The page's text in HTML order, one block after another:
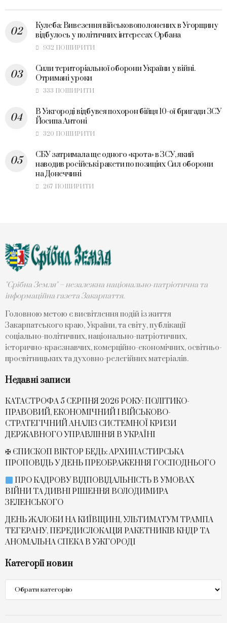
Кулеба: Вивезення військовополонених в Угорщину
відбулось у політичних інтересах Орбана
932 ПОШИРИТИ
Сили територіальної оборони України у війні.
Отримані уроки
333 ПОШИРИТИ
В Ужгороді відбувся похорон бійця 10-ої бригади ЗСУ
Йосипа Антоні
320 ПОШИРИТИ
СБУ затримала ще одного «крота» в ЗСУ, який
наводив російські ракети по позиціях Сил оборони
на Донеччині
267 ПОШИРИТИ
"Срібна Земля" – незалежна національно-патріотична та
інформаційна газета Закарпаття.
Головною метою є висвітлення подій із життя
Закарпатського краю, України, та світу, публікації
соціально-політичних, національно-патріотичних,
історично-краєзнавчих, комерційно-економічних, освітньо-
просвітницьких та духовно-релегійних матеріалів.
Недавні записи
КАТАСТРОФА 5 СЕРПНЯ 2026 РОКУ: ПОЛІТИКО-
ПРАВОВИЙ, ЕКОНОМІЧНИЙ І ВІЙСЬКОВО-
СТРАТЕГІЧНИЙ АНАЛІЗ СИСТЕМНОЇ КРИЗИ
ДЕРЖАВНОГО УПРАВЛІННЯ В УКРАЇНІ
✠ ЄПИСКОП ВІКТОР БЕДЬ: АРХИПАСТИРСЬКА
ПРОПОВІДЬ У ДЕНЬ ПРЕОБРАЖЕННЯ ГОСПОДНЬОГО
ПРО КАДРОВУ ВІДПОВІДАЛЬНІСТЬ В УМОВАХ
ВІЙНИ ТА ДИВНІ РІШЕННЯ ВОЛОДИМИРА
ЗЕЛЕНСЬКОГО
ДЕНЬ ЖАЛОБИ НА КИЇВЩИНІ, УЛЬТИМАТУМ ТРАМПА
ТЕГЕРАНУ, ПЕРЕДИСЛОКАЦІЯ РАКЕТНИКІВ КНДР ТА
АНОМАЛЬНА СПЕКА В УЖГОРОДІ
Категорії новин
новин